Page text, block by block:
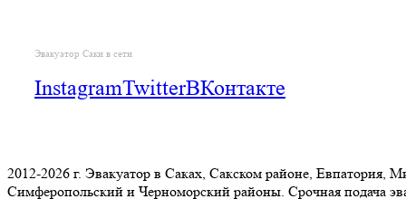
Эвакуатор Саки в сети
InstagramTwitterВКонтакте
2012-2026 г. Эвакуатор в Саках, Сакском районе, Евпатория,
Симферопольский и Черноморский районы. Срочная подача